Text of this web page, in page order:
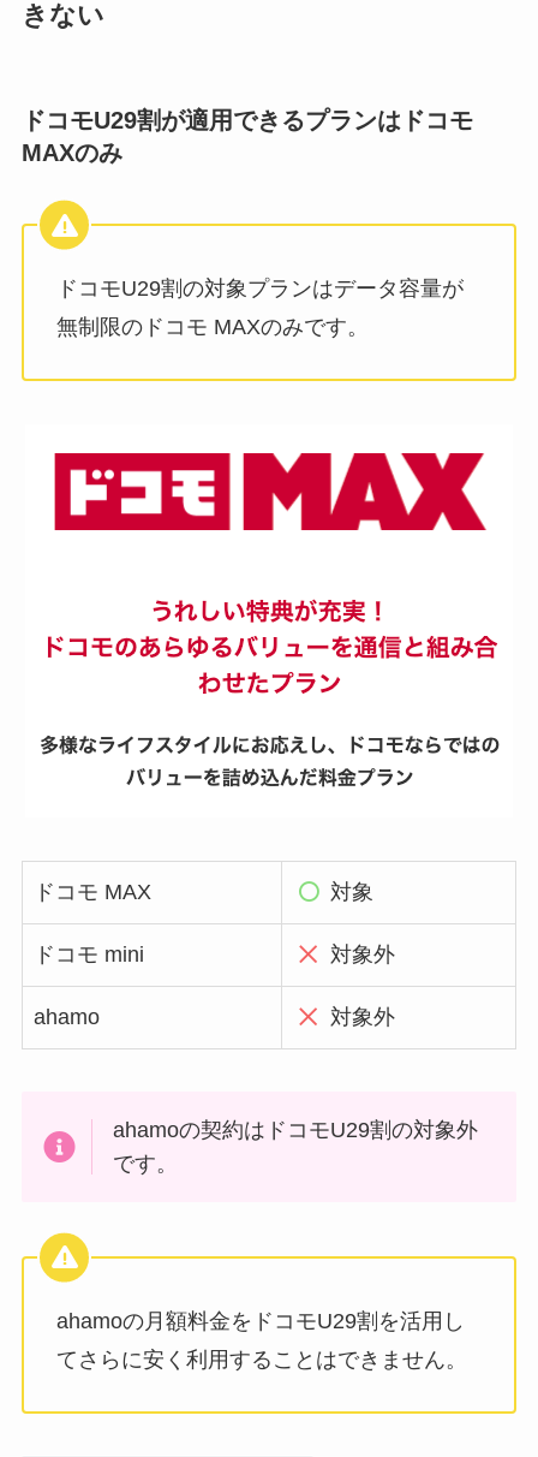
きない
ドコモU29割が適用できるプランはドコモ
MAXのみ
ドコモU29割の対象プランはデータ容量が
無制限のドコモ MAXのみです。
ドコモ MAX 対象
ドコモ mini 対象外
ahamo 対象外
ahamoの契約はドコモU29割の対象外
です。
ahamoの月額料金をドコモU29割を活用し
てさらに安く利用することはできません。